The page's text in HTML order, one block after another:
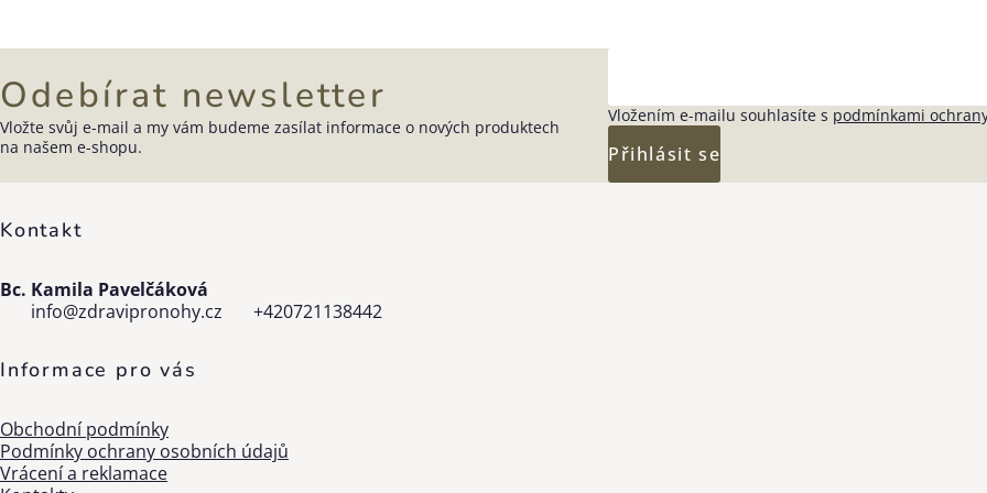
prvky
Zápatí
Kontakt
Bc. Kamila Pavelčáková
info@zdravipronohy.cz +420721138442
Informace pro vás
Obchodní podmínky
Podmínky ochrany osobních údajů
Vrácení a reklamace
Odebírat newsletter
Vložte svůj e-mail a my vám budeme zasílat informace o nových produktech
na našem e-shopu.
Vložením e-mailu souhlasíte s podmínkami
Přihlásit se